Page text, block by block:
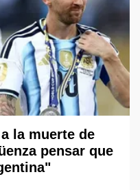
la muerte de
pensar que